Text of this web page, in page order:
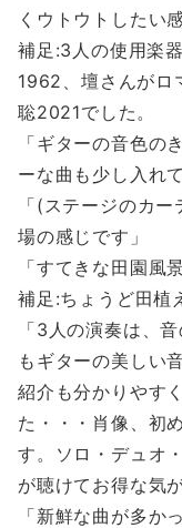
くウトウトしたい
補足:3人の使用楽
1962、壇さんがロ
聡2021でした。
「ギターの音色の
ーな曲も少し入れ
「(ステージのカ
場の感じです」
「すてきな田園風
補足:ちょうど田
「3人の演奏は、
もギターの美しい
紹介も分かりやす
た・・・肖像、初
す。ソロ・デュオ
が聴けてお得な気
「新鮮な曲が多か